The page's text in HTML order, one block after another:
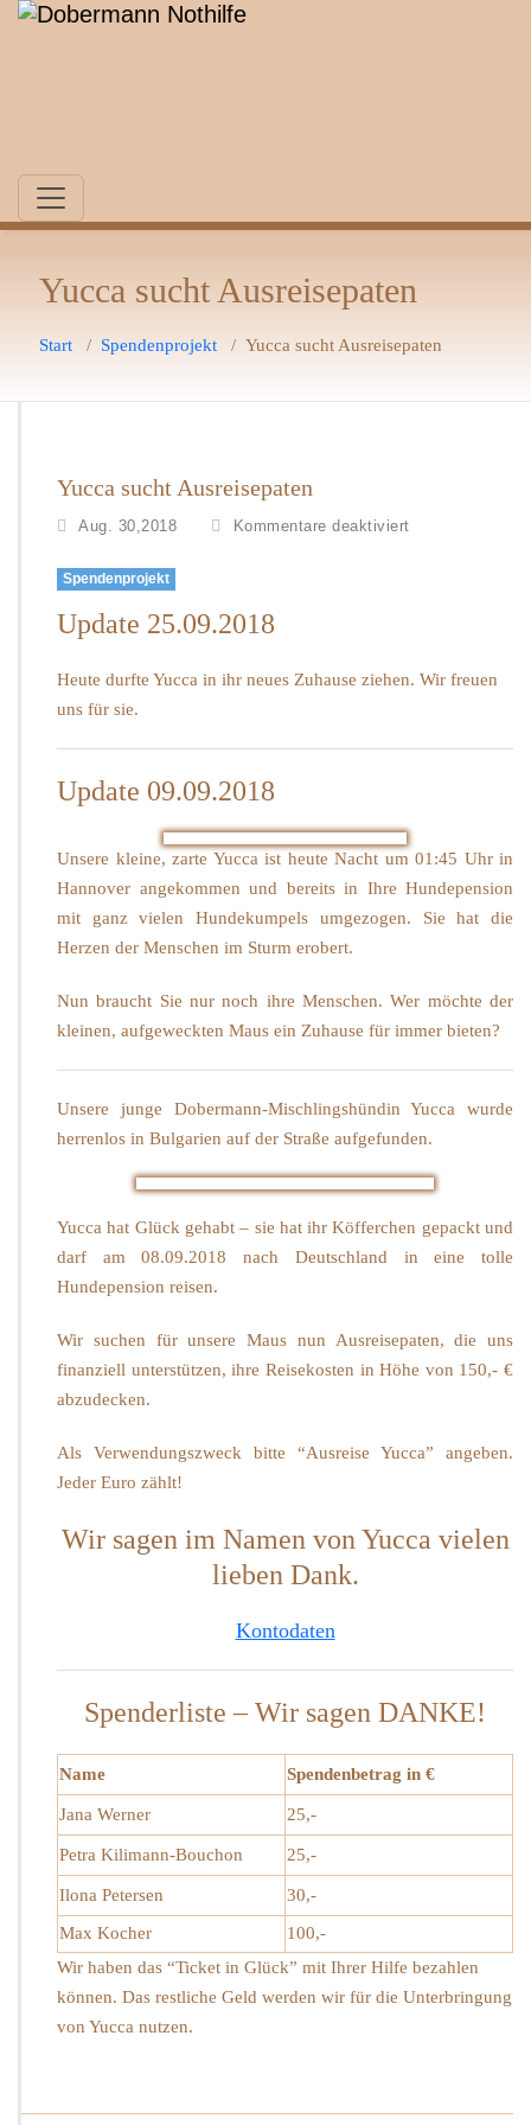
Zum
Yucca sucht Ausreisepaten
Start / Spendenprojekt / Yucca sucht Ausreisepaten
Yucca sucht Ausreisepaten
Aug. 30,2018 Kommentare deaktiviert
Spendenprojekt
Update 25.09.2018
Heute durfte Yucca in ihr neues Zuhause ziehen. Wir freuen
uns für sie.
Update 09.09.2018
Unsere kleine, zarte Yucca ist heute Nacht um 01:45 Uhr in
Hannover angekommen und bereits in Ihre Hundepension
mit ganz vielen Hundekumpels umgezogen. Sie hat die
Herzen der Menschen im Sturm erobert.
Nun braucht Sie nur noch ihre Menschen. Wer möchte der
kleinen, aufgeweckten Maus ein Zuhause für immer bieten?
Unsere junge Dobermann-Mischlingshündin Yucca wurde
herrenlos in Bulgarien auf der Straße aufgefunden.
Yucca hat Glück gehabt – sie hat ihr Köfferchen gepackt und
darf am 08.09.2018 nach Deutschland in eine tolle
Hundepension reisen.
Wir suchen für unsere Maus nun Ausreisepaten, die uns
finanziell unterstützen, ihre Reisekosten in Höhe von 150,- €
abzudecken.
Als Verwendungszweck bitte “Ausreise Yucca” angeben.
Jeder Euro zählt!
Wir sagen im Namen von Yucca vielen
lieben Dank.
Kontodaten
Spenderliste – Wir sagen DANKE!
Name Spendenbetrag in €
Jana Werner 25,-
Petra Kilimann-Bouchon 25,-
Ilona Petersen
30,-
Max Kocher
100,-
Wir haben das “Ticket in Glück” mit Ihrer Hilfe bezahlen
können. Das restliche Geld werden wir für die Unterbringung
von Yucca nutzen.